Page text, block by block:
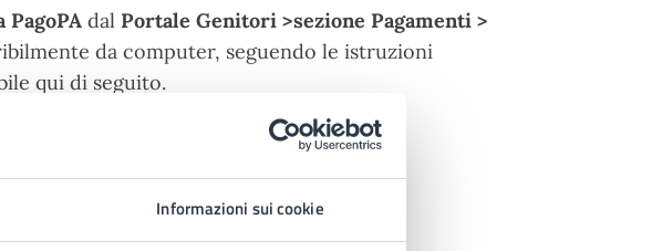
Informazioni sui cookie
dal Portale Genitori >sezione Pagamenti >
da computer, seguendo le istruzioni
qui di seguito.